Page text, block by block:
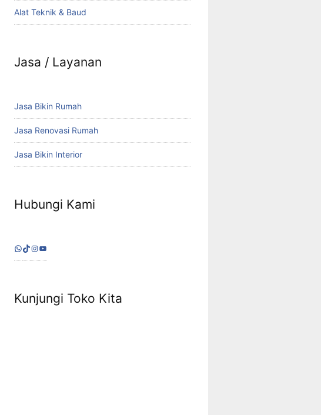
Alat Teknik & Baud
Jasa / Layanan
Jasa Bikin Rumah
Jasa Renovasi Rumah
Jasa Bikin Interior
Hubungi Kami
WhatsApp
TikTok
Instagram
Kunjungi Toko Kita